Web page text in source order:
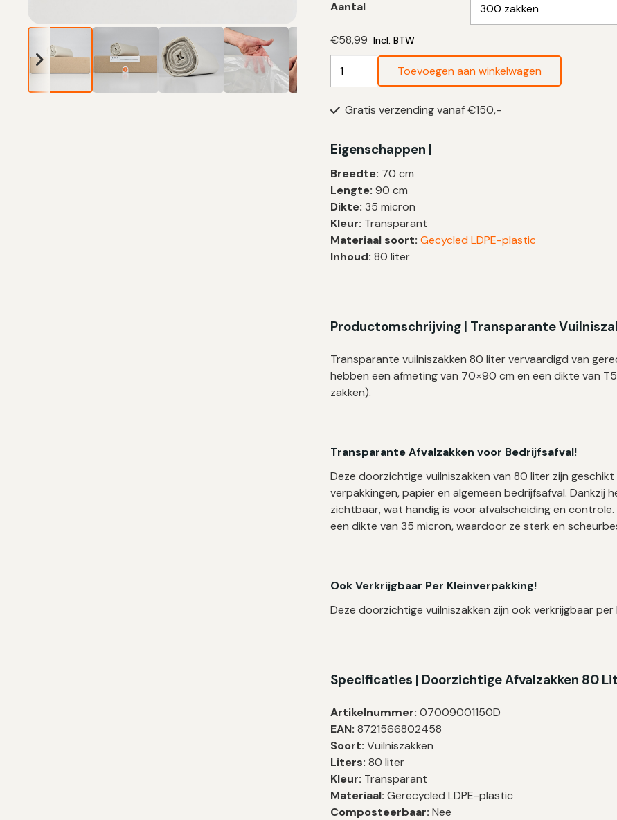
Aantal
€58,99 Incl. BTW
Transparante
Vuilniszakken
Liter
LDPE
T50
|
70×90
cm
–
300
Toevoegen aan winkelwagen
Gratis verzending vanaf €150,-
Eigenschappen |
Breedte: 70 cm
Lengte: 90 cm
Dikte: 35 micron
Kleur: Transparant
Materiaal soort: Gecycled LDPE-plastic
Inhoud: 80 liter
Productomschrijving | Transparante
Transparante vuilniszakken 80 liter vervaardigd van
hebben een afmeting van 70×90 cm en een dikte van
zakken).
Transparante Afvalzakken voor Bedrijfsafval!
Deze doorzichtige vuilniszakken van 80 liter zijn
verpakkingen, papier en algemeen bedrijfsafval.
zichtbaar, wat handig is voor afvalscheiding en
een dikte van 35 micron, waardoor ze sterk en
Ook Verkrijgbaar Per Kleinverpakking!
Deze doorzichtige vuilniszakken zijn ook verkrijgbaar
Specificaties | Doorzichtige Afvalzakken 80
Artikelnummer:07009001150D
EAN:8721566802458
Soort: Vuilniszakken
Liters: 80 liter
Kleur: Transparant
Materiaal: Gerecycled LDPE-plastic
Composteerbaar:Nee